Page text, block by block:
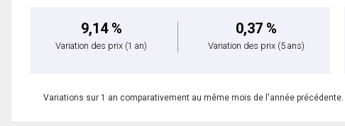
9,14 %
Variation des prix (1 an)
0,37 %
Variation des prix (5 ans)
Variations sur 1 an comparativement au même mois de l'année précédente.